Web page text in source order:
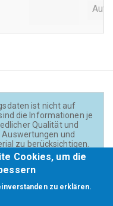
ist nicht auf
die Informationen je
Qualität und
und
zu berücksichtigen.
- wenn nicht anders
CC BY 4.0(Creator:
Cookies, um die
zu erklären.